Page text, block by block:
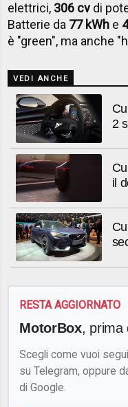
elettrici, 306 cvdi
Batterie da 77 kWh e
è "green", ma anche
VEDI ANCHE
2
il
RESTA AGGIORNATO
MotorBox, prima
Scegli come vuoi
su Telegram, oppure
di Google.